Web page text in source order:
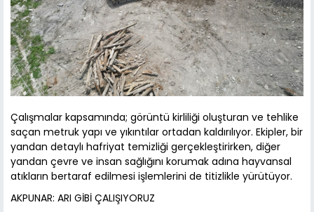
Çalışmalar kapsamında; görüntü kirliliği oluşturan ve tehlike
saçan metruk yapı ve yıkıntılar ortadan kaldırılıyor. Ekipler, bir
yandan detaylı hafriyat temizliği gerçekleştirirken, diğer
yandan çevre ve insan sağlığını korumak adına hayvansal
atıkların bertaraf edilmesi işlemlerini de titizlikle yürütüyor.
AKPUNAR: ARI GİBİ ÇALIŞIYORUZ